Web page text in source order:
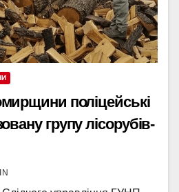
поліцейські
групу лісорубів-